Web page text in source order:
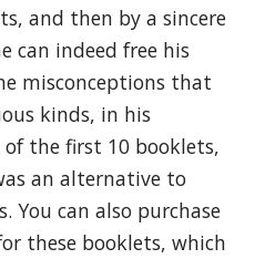
and then by a sincere
can indeed free his
misconceptions that
kinds, in his
of the first 10 booklets,
an alternative to
You can also purchase
these booklets, which